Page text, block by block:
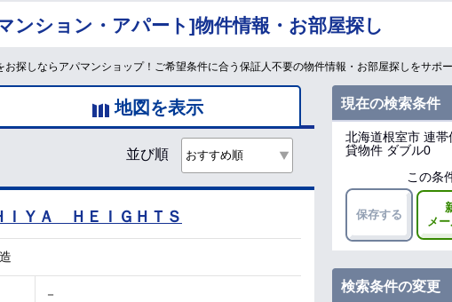
ンション・アパート]物件情報・お部屋探し
探しならアパマンショップ！ご希望条件に合う保証人不要の物件情報・お部屋探しをサポー
地図を表示
並び順
ＩＹＡ ＨＥＩＧＨＴＳ
－
現在の検索条件
北海道根室市 連帯
貸物件 ダブル0
この条
保存する
メ
検索条件の変更